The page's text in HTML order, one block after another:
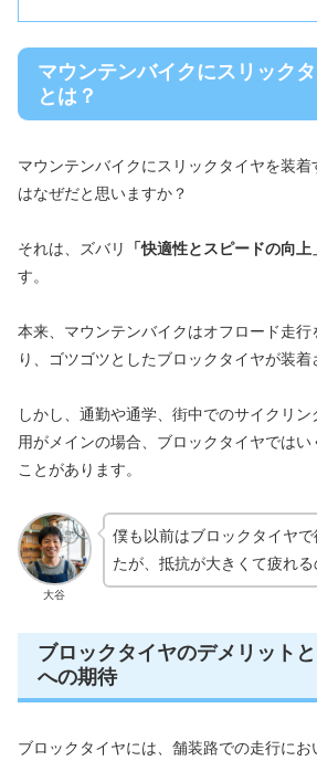
マウンテンバイクにスリック
とは？
マウンテンバイクにスリックタイヤを装
はなぜだと思いますか？
それは、ズバリ 「快適性とスピードの向上
す。
本来、マウンテンバイクはオフロード走
り、ゴツゴツとしたブロックタイヤが装着
しかし、通勤や通学、街中でのサイクリ
用がメインの場合、ブロックタイヤではい
ことがあります。
大谷
僕も以前はブロックタイヤ
たが、抵抗が大きくて疲れる
ブロックタイヤのデメリット
への期待
ブロックタイヤには、舗装路での走行にお